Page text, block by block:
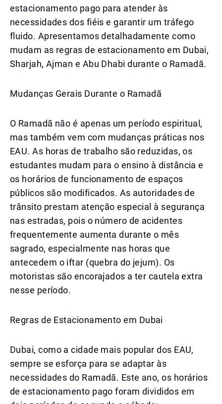
estacionamento pago para atender às
necessidades dos fiéis e garantir um tráfego
fluido. Apresentamos detalhadamente como
mudam as regras de estacionamento em Dubai,
Sharjah, Ajman e Abu Dhabi durante o Ramadã.
Mudanças Gerais Durante o Ramadã
O Ramadã não é apenas um período espiritual,
mas também vem com mudanças práticas nos
EAU. As horas de trabalho são reduzidas, os
estudantes mudam para o ensino à distância e
os horários de funcionamento de espaços
públicos são modificados. As autoridades de
trânsito prestam atenção especial à segurança
nas estradas, pois o número de acidentes
frequentemente aumenta durante o mês
sagrado, especialmente nas horas que
antecedem o iftar (quebra do jejum). Os
motoristas são encorajados a ter cautela extra
nesse período.
Regras de Estacionamento em Dubai
Dubai, como a cidade mais popular dos EAU,
sempre se esforça para se adaptar às
necessidades do Ramadã. Este ano, os horários
de estacionamento pago foram divididos em